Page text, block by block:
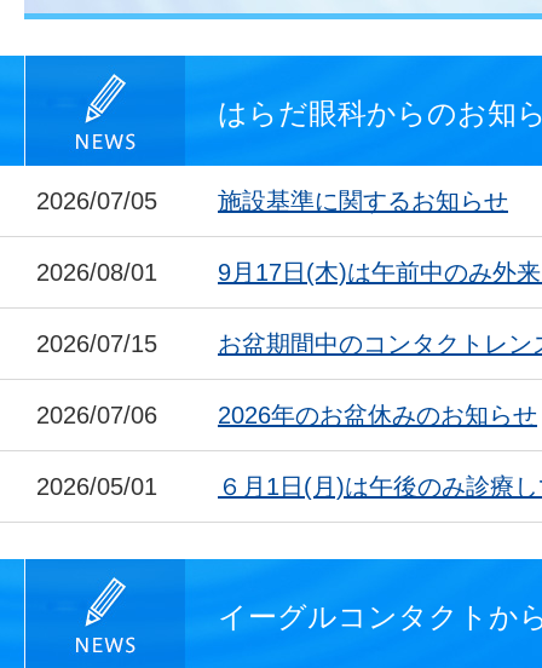
はらだ眼科からのお知
2026/07/05 施設基準に関するお知らせ
2026/08/01 9月17日(木)は午前中のみ外
2026/07/15 お盆期間中のコンタクトレン
2026/07/06 2026年のお盆休みのお知らせ
2026/05/01 ６月1日(月)は午後のみ診療
イーグルコンタクトか